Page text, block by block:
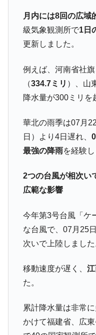
Fact1
発表から2日で
なスーパーリーグとは？
だった選手とは？
Fact1
甲子園通算本塁
月内には8回の広域
級気象観測所で1日
更新しました。
例えば、河南省社旗
（334.7ミリ ）、山
降水量が300ミリを
華北の雨季は07月
日）より4日遅れ、
最強の降雨を経験し
2つの台風が相次い
広範な影響
今年第3号台風「ケ
な台風で、07月25
次いで上陸しました
移動速度が遅く、
た。
累計降水量は非常
かけて福建省、広